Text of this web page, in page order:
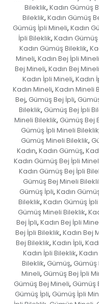
Bileklik, Kadın Gümüş
Bileklik, Kadın Gümüş
Gümüş İpli Mineli, Kadın
İpli Bileklik, Kadın
Kadın Gümüş Bileklik,
Mineli, Kadın Bej İpli
Bej Mineli, Kadın Bej
Kadın İpli Mineli, Kadın
Kadın Mineli, Kadın Mineli
Bej, Gümüş Bej İpli,
Bileklik, Gümüş Bej İpli
Mineli Bileklik, Gümüş Bej
Gümüş İpli Mineli Bileklik
Gümüş Mineli Bileklik,
Kadın, Kadın Gümüş,
Kadın Gümüş Bej İpli
Kadın Gümüş Bej İpli
Gümüş Bej Mineli
Gümüş İpli, Kadın
Bileklik, Kadın Gümüş
Gümüş Mineli Bileklik,
Bej İpli, Kadın Bej İpli
Bej İpli Bileklik, Kadın Bej
Bej Bileklik, Kadın İpli,
Kadın İpli Bileklik,
Bileklik, Gümüş, Gümüş
Mineli, Gümüş Bej İpli
Gümüş Bej Mineli, Gümüş
Gümüş İpli, Gümüş İpli